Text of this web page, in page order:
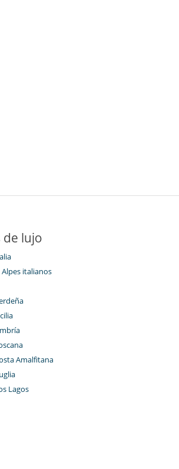
de lujo
italianos
Amalfitana
Lagos